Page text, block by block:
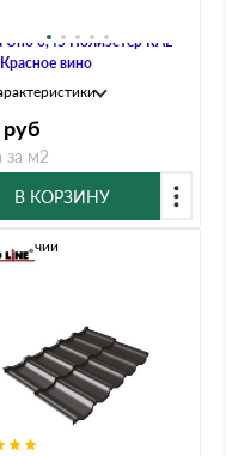
Uno 0,45 Полиэстер RAL
вино
руб
за м2
В КОРЗИНУ
наличии